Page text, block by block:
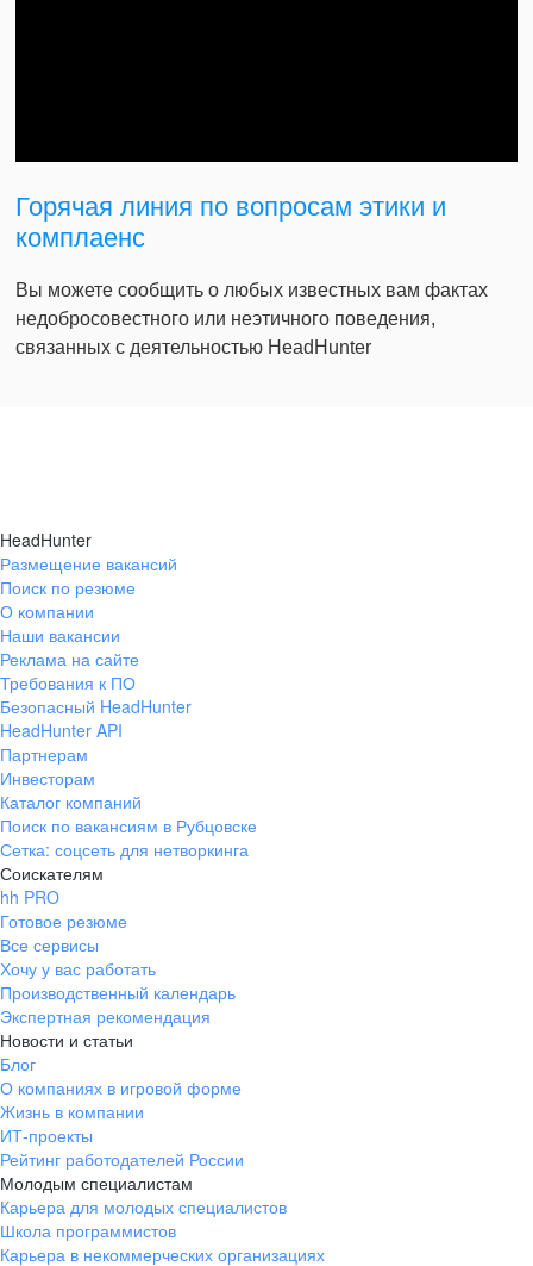
Горячая линия по вопросам этики и
комплаенс
Вы можете сообщить о любых известных вам фактах
недобросовестного или неэтичного поведения,
связанных с деятельностью HeadHunter
HeadHunter
Размещение вакансий
Поиск по резюме
О компании
Наши вакансии
Реклама на сайте
Требования к ПО
Безопасный HeadHunter
HeadHunter API
Партнерам
Инвесторам
Каталог компаний
Поиск по вакансиям в Рубцовске
Сетка: соцсеть для нетворкинга
Соискателям
hh PRO
Готовое резюме
Все сервисы
Хочу у вас работать
Производственный календарь
Экспертная рекомендация
Новости и статьи
Блог
О компаниях в игровой форме
Жизнь в компании
ИТ-проекты
Рейтинг работодателей России
Молодым специалистам
Карьера для молодых специалистов
Школа программистов
Карьера в некоммерческих организациях